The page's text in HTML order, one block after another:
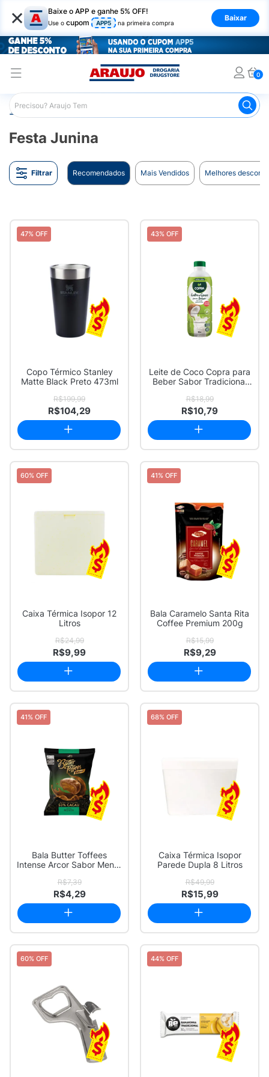
× Baixe o APP e ganhe 5% OFF!
Use o cupom APP5 na primeira compra
Baixar
0
Araujo Tabloide
Festa Junina
Filtrar Recomendados Mais Vendidos Melhores
47% OFF
Copo Térmico Stanley
Matte Black Preto 473ml
R$199,99
R$104,29
43% OFF
Leite de Coco Copra para
Beber Sabor Tradicional
R$18,99
R$10,79
60% OFF
Caixa Térmica Isopor 12
Litros
R$24,99
R$9,99
41% OFF
Bala Caramelo Santa Rita
Coffee Premium 200g
R$15,99
R$9,29
41% OFF
Bala Butter Toffees
Intense Arcor Sabor Menta
R$7,39
R$4,29
68% OFF
Caixa Térmica Isopor
Parede Dupla 8 Litros
R$49,99
R$15,99
60% OFF 44% OFF